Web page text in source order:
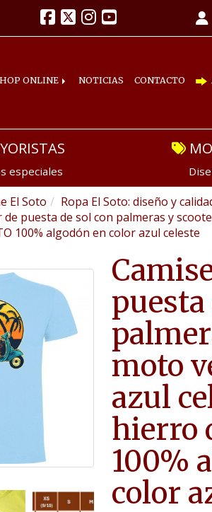
ONLINE NOTICIAS CONTACTO
especiales
El Soto Ropa El Soto: diseño y
de puesta de sol con palmeras y
100% algodón en color azul celeste
puesta
moto
azul
hierro
100%
color